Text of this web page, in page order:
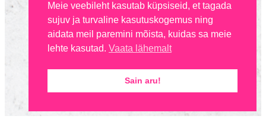
© 2025 Yansuki OÜ
Meie veebileht kasutab küpsiseid, et tagada
sujuv ja turvaline kasutuskogemus ning
aidata meil paremini mõista, kuidas sa meie
lehte kasutad. Vaata lähemalt
Sain aru!